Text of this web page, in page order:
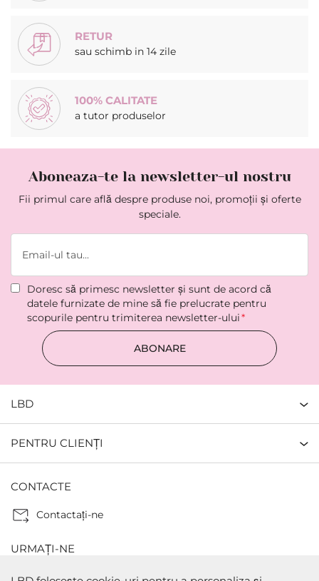
RETUR
sau schimb in 14 zile
100% CALITATE
a tutor produselor
Aboneaza-te la newsletter-ul nostru
Fii primul care află despre produse noi, promoții și oferte
speciale.
Doresc să primesc newsletter şi sunt de acord că
datele furnizate de mine să fie prelucrate pentru
scopurile pentru trimiterea newsletter-ului
ABONARE
LBD
PENTRU CLIENȚI
CONTACTE
Contactaţi-ne
URMAȚI-NE